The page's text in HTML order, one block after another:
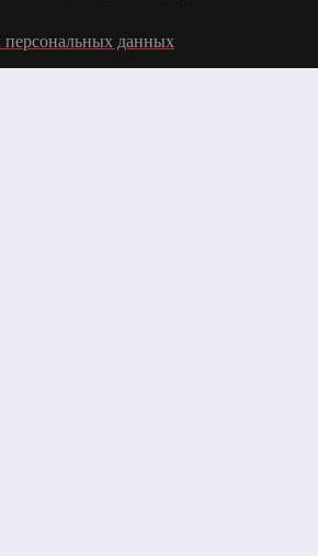
персональных данных